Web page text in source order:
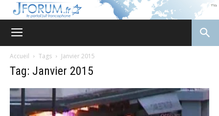
Accueil Tags Janvier 2015
Tag: Janvier 2015